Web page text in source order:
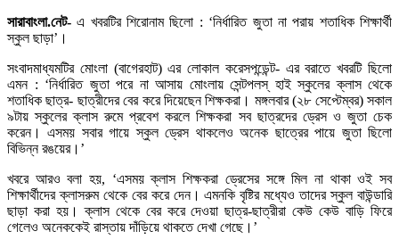
সারাবাংলা.নেট- এ খবরটির শিরোনাম ছিলো : ‘নির্ধারিত জুতা না পরায় শতাধিক শিক্ষার্থী
স্কুল ছাড়া’।
সংবাদমাধ্যমটির মোংলা (বাগেরহাট) এর লোকাল করেসপন্ডেন্ট- এর বরাতে খবরটি ছিলো
এমন : ‘নির্ধারিত জুতা পরে না আসায় মোংলায় সেন্টপলস্ হাই স্কুলের ক্লাস থেকে
শতাধিক ছাত্র- ছাত্রীদের বের করে দিয়েছেন শিক্ষকরা। মঙ্গলবার (২৮ সেপ্টেম্বর) সকাল
৯টায় স্কুলের ক্লাস রুমে প্রবেশ করলে শিক্ষকরা সব ছাত্রদের ড্রেস ও জুতা চেক
করেন। এসময় সবার গায়ে স্কুল ড্রেস থাকলেও অনেক ছাত্রের পায়ে জুতা ছিলো
বিভিন্ন রঙয়ের।’
খবরে আরও বলা হয়, ‘এসময় ক্লাস শিক্ষকরা ড্রেসের সঙ্গে মিল না থাকা ওই সব
শিক্ষার্থীদের ক্লাসরুম থেকে বের করে দেন। এমনকি বৃষ্টির মধ্যেও তাদের স্কুল বাউন্ডারি
ছাড়া করা হয়। ক্লাস থেকে বের করে দেওয়া ছাত্র-ছাত্রীরা কেউ কেউ বাড়ি ফিরে
গেলেও অনেককেই রাস্তায় দাঁড়িয়ে থাকতে দেখা গেছে।’